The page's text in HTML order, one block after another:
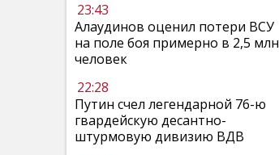
23:43
Алаудинов оценил потери ВСУ
на поле боя примерно в 2,5 млн
человек
22:28
Путин счел легендарной 76-ю
гвардейскую десантно-
штурмовую дивизию ВДВ